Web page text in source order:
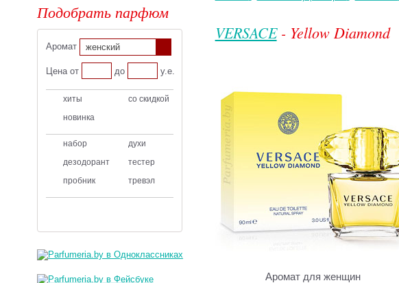
VERSACE- Yellow Diamond
Аромат для женщин
Подобрать парфюм
Аромат женский
Цена от до у.е.
хиты
со скидкой
новинка
набор
духи
дезодорант
тестер
пробник
тревэл